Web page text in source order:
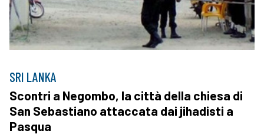
SRI LANKA
Scontri a Negombo, la città della chiesa di
San Sebastiano attaccata dai jihadisti a
Pasqua